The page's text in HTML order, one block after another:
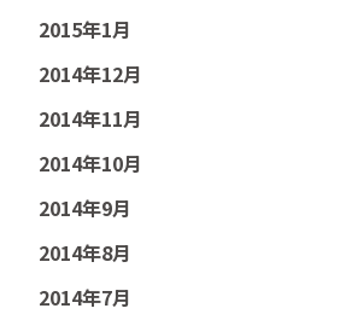
2015年1月
2014年12月
2014年11月
2014年10月
2014年9月
2014年8月
2014年7月